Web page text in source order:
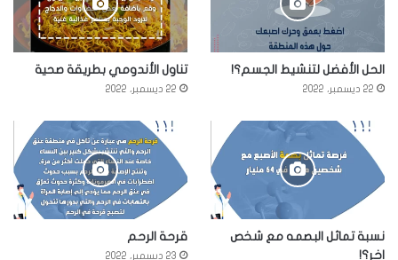
الحل الأفضل لتنشيط الجسم؟!
22 ديسمبر، 2022
تناول الأندومي بطريقة صحية
22 ديسمبر، 2022
نسبة تماثل البصمه مع شخص
اخر؟!
قرحة الرحم
23 ديسمبر، 2022